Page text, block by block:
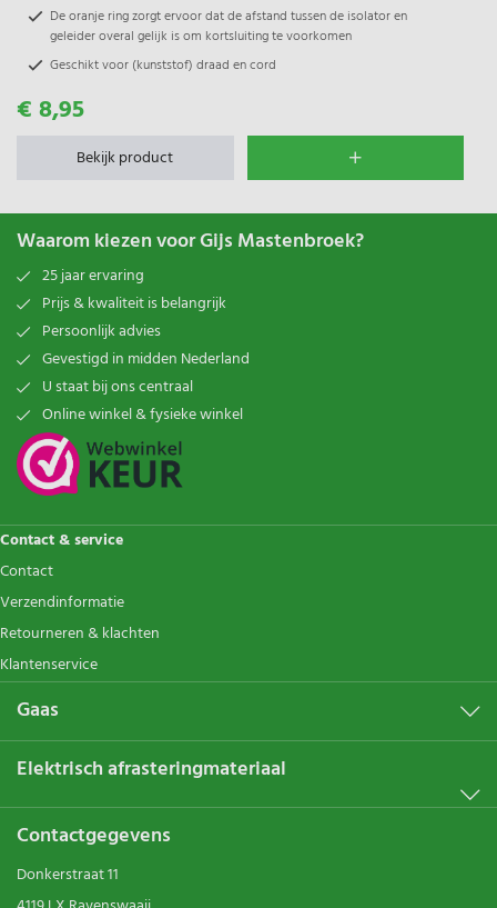
De oranje ring zorgt ervoor dat de afstand tussen de isolator en
geleider overal gelijk is om kortsluiting te voorkomen
Geschikt voor (kunststof) draad en cord
€ 8,95
Bekijk product
Waarom kiezen voor Gijs Mastenbroek?
25 jaar ervaring
Prijs & kwaliteit is belangrijk
Persoonlijk advies
Gevestigd in midden Nederland
U staat bij ons centraal
Online winkel & fysieke winkel
Contact & service
Contact
Verzendinformatie
Retourneren & klachten
Klantenservice
Gaas
Elektrisch afrasteringmateriaal
Contactgegevens
Donkerstraat 11